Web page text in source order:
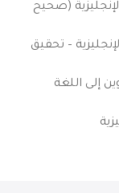
(صحيح
– تحقيق
إلى اللغة